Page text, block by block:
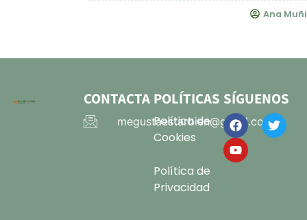
Ana
CONTACTA
megustaestarbien@gmail.com
POLÍTICAS
Política de
Cookies
Política de
Privacidad
SÍGUENOS